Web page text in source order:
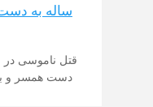
ساله به
دست همسر و